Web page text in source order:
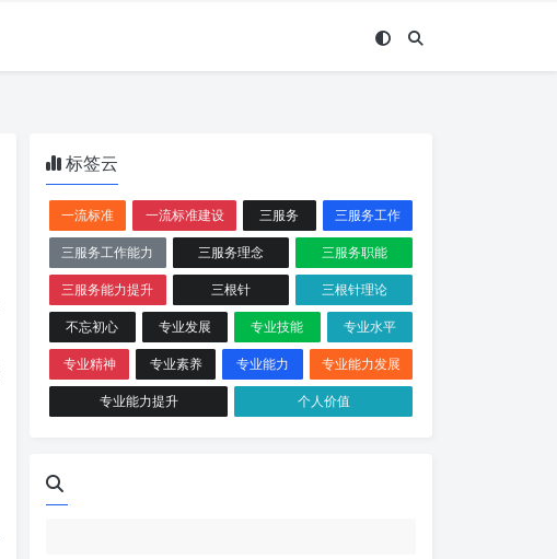
标签云
一流标准 一流标准建设 三服务
三服务工作
三服务工作能力
三服务理念
三服务职能
三服务能力提升
三根针
三根针理论
不忘初心
专业发展 专业技能
专业水平
专业精神
专业素养 专业能力
专业能力发展
专业能力提升
个人价值